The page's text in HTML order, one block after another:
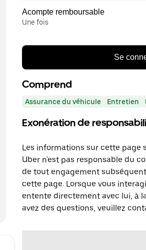
Acompte remboursable
Une fois
Se
Comprend
Assurance du véhicule Entretien
Exonération de
Les informations sur cette page
Uber n'est pas responsable du
de tout engagement
cette page. Lorsque vous
entente directement avec lui, à
avez des questions, veuillez